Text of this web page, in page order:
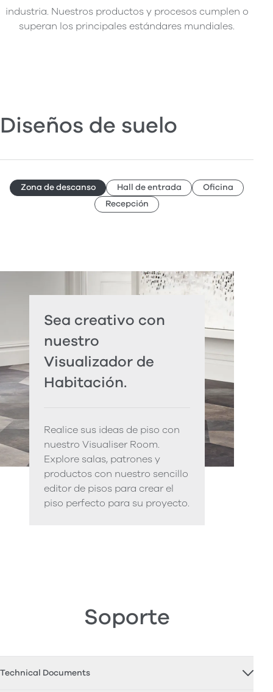
industria. Nuestros productos y procesos cumplen o
superan los principales estándares mundiales.
Diseños de suelo
Zona de descanso Hall de entrada
Oficina
Recepción
Sea creativo con
nuestro
Visualizador de
Habitación.
Realice sus ideas de piso con
nuestro Visualiser Room.
Explore salas, patrones y
productos con nuestro sencillo
editor de pisos para crear el
piso perfecto para su proyecto.
Soporte
Technical Documents